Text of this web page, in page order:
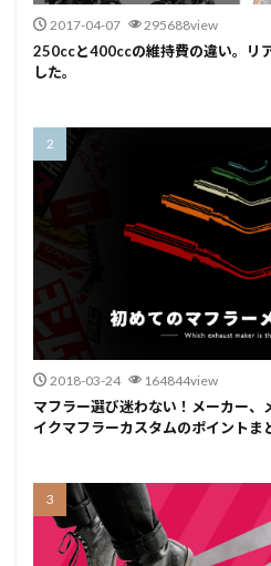
2017-04-07 295688view
250ccと400ccの維持費の違い。リ
した。
2018-03-24 164844view
マフラー選び迷わない！メーカー、
イクマフラーカスタムのポイントま